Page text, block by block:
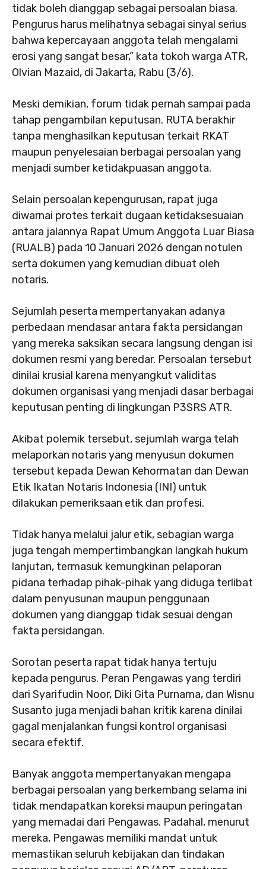
tidak boleh dianggap sebagai persoalan biasa.
Pengurus harus melihatnya sebagai sinyal serius
bahwa kepercayaan anggota telah mengalami
erosi yang sangat besar,” kata tokoh warga ATR,
Olvian Mazaid, di Jakarta, Rabu (3/6).
Meski demikian, forum tidak pernah sampai pada
tahap pengambilan keputusan. RUTA berakhir
tanpa menghasilkan keputusan terkait RKAT
maupun penyelesaian berbagai persoalan yang
menjadi sumber ketidakpuasan anggota.
Selain persoalan kepengurusan, rapat juga
diwarnai protes terkait dugaan ketidaksesuaian
antara jalannya Rapat Umum Anggota Luar Biasa
(RUALB) pada 10 Januari 2026 dengan notulen
serta dokumen yang kemudian dibuat oleh
notaris.
Sejumlah peserta mempertanyakan adanya
perbedaan mendasar antara fakta persidangan
yang mereka saksikan secara langsung dengan isi
dokumen resmi yang beredar. Persoalan tersebut
dinilai krusial karena menyangkut validitas
dokumen organisasi yang menjadi dasar berbagai
keputusan penting di lingkungan P3SRS ATR.
Akibat polemik tersebut, sejumlah warga telah
melaporkan notaris yang menyusun dokumen
tersebut kepada Dewan Kehormatan dan Dewan
Etik Ikatan Notaris Indonesia (INI) untuk
dilakukan pemeriksaan etik dan profesi.
Tidak hanya melalui jalur etik, sebagian warga
juga tengah mempertimbangkan langkah hukum
lanjutan, termasuk kemungkinan pelaporan
pidana terhadap pihak-pihak yang diduga terlibat
dalam penyusunan maupun penggunaan
dokumen yang dianggap tidak sesuai dengan
fakta persidangan.
Sorotan peserta rapat tidak hanya tertuju
kepada pengurus. Peran Pengawas yang terdiri
dari Syarifudin Noor, Diki Gita Purnama, dan Wisnu
Susanto juga menjadi bahan kritik karena dinilai
gagal menjalankan fungsi kontrol organisasi
secara efektif.
Banyak anggota mempertanyakan mengapa
berbagai persoalan yang berkembang selama ini
tidak mendapatkan koreksi maupun peringatan
yang memadai dari Pengawas. Padahal, menurut
mereka, Pengawas memiliki mandat untuk
memastikan seluruh kebijakan dan tindakan